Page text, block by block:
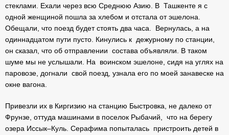
стеклами. Ехали через всю Среднюю Азию. В Ташкенте я с
одной женщиной пошла за хлебом и отстала от эшелона.
Обещали, что поезд будет стоять два часа. Вернулась, а на
одиннадцатом пути пусто. Кинулись к дежурному по станции,
он сказал, что об отправлении состава объявляли. В таком
шуме мы не услышали. На воинском эшелоне, сидя на углях на
паровозе, догнали свой поезд, узнала его по моей занавеске на
окне вагона.
Привезли их в Киргизию на станцию Быстровка, не далеко от
Фрунзе, оттуда машинами в поселок Рыбачий, что на берегу
озера Иссык–Куль. Серафима попыталась пристроить детей в